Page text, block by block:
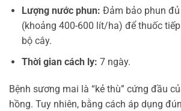
Lượng nước phun: Đảm bảo phun
(khoảng 400-600 lít/ha) để thuốc
bộ cây.
Thời gian cách ly: 7 ngày.
Bệnh sương mai là “kẻ thù” cứng đầu
hồng. Tuy nhiên, bằng cách áp dụng